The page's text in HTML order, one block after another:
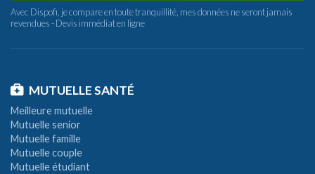
Avec Dispofi, je compare en toute tranquillité, mes données ne seront jamais
revendues - Devis immédiat en ligne
MUTUELLE SANTÉ
Meilleure mutuelle
Mutuelle senior
Mutuelle famille
Mutuelle couple
Mutuelle étudiant